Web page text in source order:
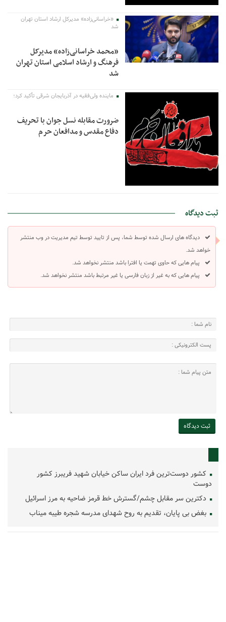
«خراسانی‌زاده» مدیرکل ارشاد استان تهران
شد
«محمد خراسانی‌زاده» مدیرکل
فرهنگ و ارشاد اسلامی استان تهران
شد
ماینده ولی‌فقیه در آذربایجان شرقی تأکید کرد؛
ضرورت مقابله نسل جوان با تحریف
دفاع مقدس و مدافعان حرم
ثبت دیدگاه
دیدگاه های ارسال شده توسط شما، پس از تایید توسط تیم مدیریت در وب منتشر
خواهد شد.
پیام هایی که حاوی تهمت یا افترا باشد منتشر نخواهد شد.
پیام هایی که به غیر از زبان فارسی یا غیر مرتبط باشد منتشر نخواهد شد.
کشور دوست‌ترین فرد ایران ساکن خیابان شهید فریبرز کشور
دوست
دکترین سر مقابل چشم/گسترش خط قرمز ضاحیه به مرز اسرائیل
بغض بی پایان، تقدیم به روح شهدای مدرسه شجره طیبه میناب